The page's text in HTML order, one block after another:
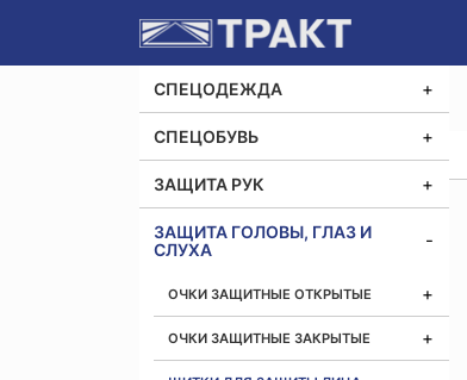
СПЕЦОДЕЖДА
СПЕЦОБУВЬ
ЗАЩИТА РУК
ЗАЩИТА ГОЛОВЫ, ГЛАЗ И
СЛУХА
ОЧКИ ЗАЩИТНЫЕ ОТКРЫТЫЕ
ОЧКИ ЗАЩИТНЫЕ ЗАКРЫТЫЕ